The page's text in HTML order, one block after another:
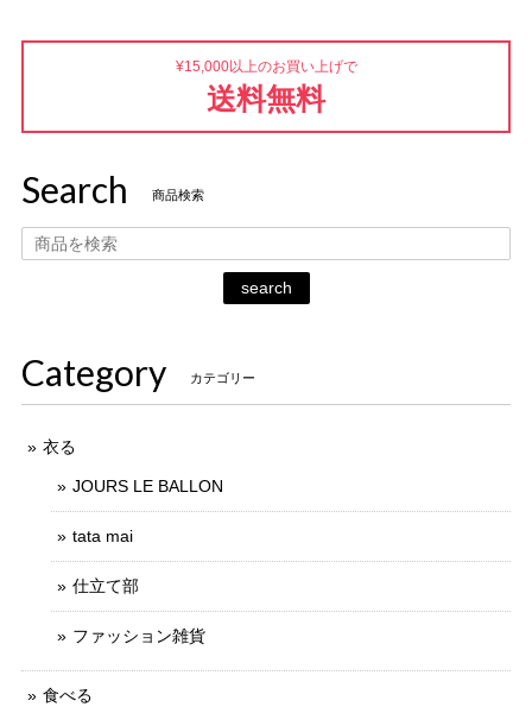
¥15,000以上のお買い上げで
送料無料
Search 商品検索
search
Category カテゴリー
衣る
JOURS LE BALLON
tata mai
仕立て部
ファッション雑貨
食べる